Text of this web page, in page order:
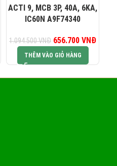
Giá hiện tại là:
924.000 VNĐ.
ACTI 9, MCB 3P, 40A, 6KA,
IC60N A9F74340
1.094.500VNĐ
Giá gốc là:
1.094.500 VNĐ.
656.700 VNĐ
THÊM VÀO GIỎ HÀNG